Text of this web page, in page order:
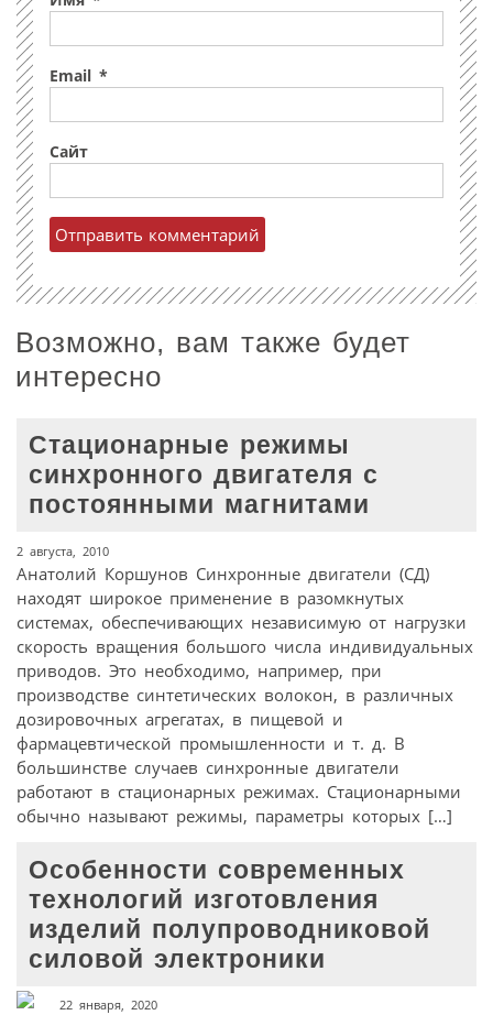
Email *
Сайт
Возможно, вам также будет
интересно
Стационарные режимы
синхронного двигателя с
постоянными магнитами
2 августа, 2010
Анатолий Коршунов Синхронные двигатели (СД)
находят широкое применение в разомкнутых
системах, обеспечивающих независимую от нагрузки
скорость вращения большого числа индивидуальных
приводов. Это необходимо, например, при
производстве синтетических волокон, в различных
дозировочных агрегатах, в пищевой и
фармацевтической промышленности и т. д. В
большинстве случаев синхронные двигатели
работают в стационарных режимах. Стационарными
обычно называют режимы, параметры которых […]
Особенности современных
технологий изготовления
изделий полупроводниковой
силовой электроники
22 января, 2020